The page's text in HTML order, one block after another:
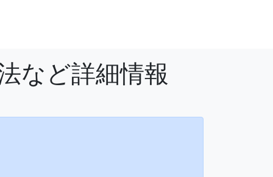
など詳細情報